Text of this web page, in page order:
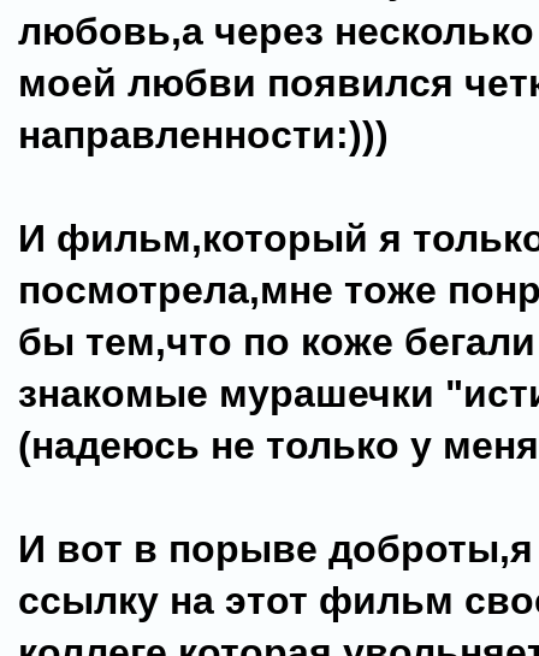
любовь,а через
моей любви появился
направленности:)))
И фильм,который я
посмотрела,мне тоже
бы тем,что по коже
знакомые мурашечки
(надеюсь не только у
И вот в порыве доброты,я
ссылку на этот фильм